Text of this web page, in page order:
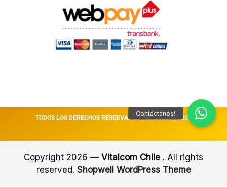
TODOS LOS DERECHOS RESERVADOS VITALCOM || 2026
Copyright 2026 — Vitalcom Chile . All rights
reserved. Shopwell WordPress Theme